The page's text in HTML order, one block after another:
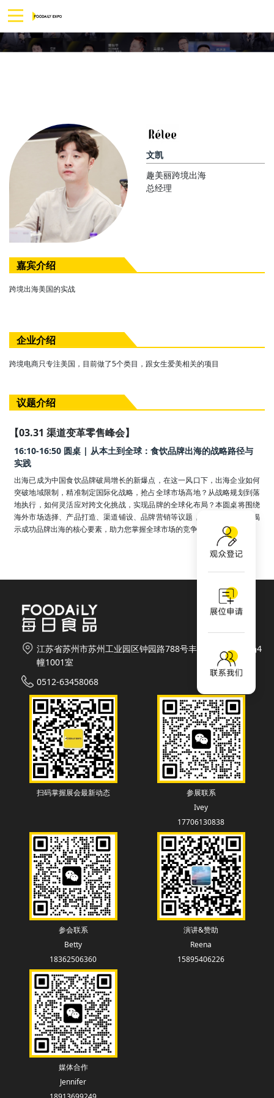
文凯
趣美丽跨境出海
总经理
嘉宾介绍
跨境出海美国的实战
企业介绍
跨境电商只专注美国，目前做了5个类目，跟女生爱美相关的项目
议题介绍
【03.31 渠道变革零售峰会】
16:10-16:50 圆桌 | 从本土到全球：食饮品牌出海的战略路径与
实践
出海已成为中国食饮品牌破局增长的新爆点，在这一风口下，出海企业如何
突破地域限制，精准制定国际化战略，抢占全球市场高地？从战略规划到落
地执行，如何灵活应对跨文化挑战，实现品牌的全球化布局？本圆桌将围绕
海外市场选择、产品打造、渠道铺设、品牌营销等议题，展开深入交流，揭
示成功品牌出海的核心要素，助力您掌握全球市场的竞争先机！
江苏省苏州市苏州工业园区钟园路788号丰隆城市生活广场4
幢1001室
0512-63458068
扫码掌握展会最新动态
参展联系
Ivey
17706130838
参会联系
Betty
18362506360
演讲&赞助
Reena
15895406226
媒体合作
Jennifer